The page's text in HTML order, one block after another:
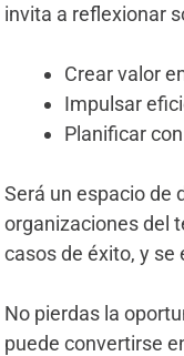
invita a reflexionar
Crear valor
Impulsar
Planificar
Será un espacio de
organizaciones del
casos de éxito, y
No pierdas la
puede convertirse